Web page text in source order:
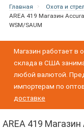
Главная Охота и
AREA 419 Магазин
WSM/SAUM
Магазин работает в
склада в США
любой валютой.
импортерам по
доставке
AREA 419